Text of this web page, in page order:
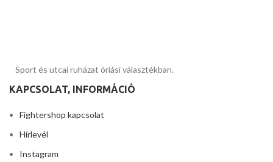
Sport és utcai ruházat óriási választékban.
KAPCSOLAT, INFORMÁCIÓ
Fightershop kapcsolat
Hírlevél
Instagram